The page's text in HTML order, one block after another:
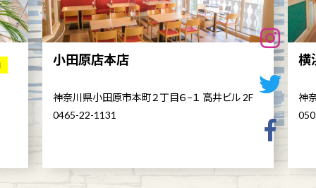
小田原店本店
神奈川県小田原市本町２丁目６−１ 高井ビル 2F
0465-22-1131
横
神